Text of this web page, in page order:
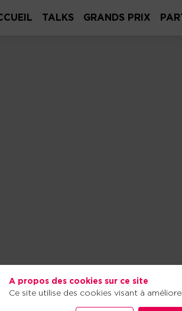
TALKS GRANDS PRIX
A propos des cookies sur ce site
Ce site utilise des cookies visant à